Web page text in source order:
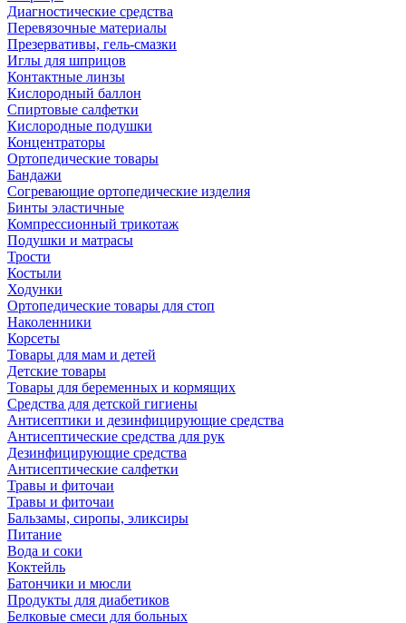
Диагностические средства
Перевязочные материалы
Презервативы, гель-смазки
Иглы для шприцов
Контактные линзы
Кислородный баллон
Спиртовые салфетки
Кислородные подушки
Концентраторы
Ортопедические товары
Бандажи
Согревающие ортопедические изделия
Бинты эластичные
Компрессионный трикотаж
Подушки и матрасы
Трости
Костыли
Ходунки
Ортопедические товары для стоп
Наколенники
Корсеты
Товары для мам и детей
Детские товары
Товары для беременных и кормящих
Средства для детской гигиены
Антисептики и дезинфицирующие средства
Антисептические средства для рук
Дезинфицирующие средства
Антисептические салфетки
Травы и фиточаи
Травы и фиточаи
Бальзамы, сиропы, эликсиры
Питание
Вода и соки
Коктейль
Батончики и мюсли
Продукты для диабетиков
Белковые смеси для больных